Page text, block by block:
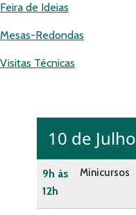
Feira de Ideias
Mesas-Redondas
Visitas Técnicas
10 de Julho
9h às
12h
Minicursos